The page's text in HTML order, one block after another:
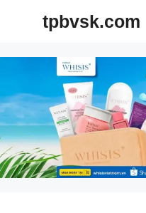
tpbvsk.com